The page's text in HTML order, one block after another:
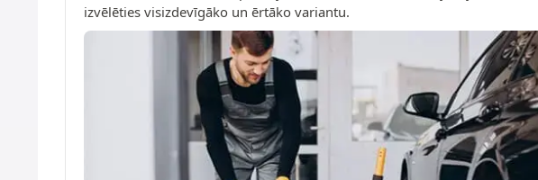
izvēlēties visizdevīgāko un ērtāko variantu.